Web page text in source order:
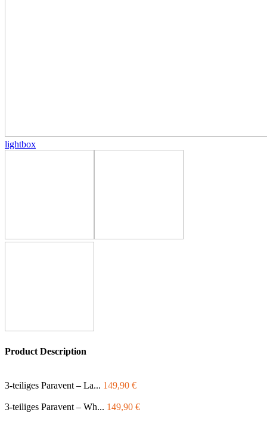
lightbox
Product Description
3-teiliges Paravent – La... 149,90 €
3-teiliges Paravent – Wh... 149,90 €